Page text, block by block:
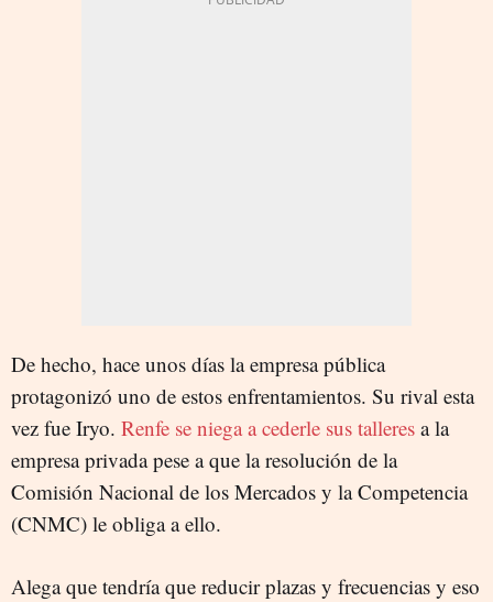
De hecho, hace unos días la empresa pública
protagonizó uno de estos enfrentamientos. Su rival esta
vez fue Iryo. Renfe se niega a cederle sus talleres a la
empresa privada pese a que la resolución de la
Comisión Nacional de los Mercados y la Competencia
(CNMC) le obliga a ello.
Alega que tendría que reducir plazas y frecuencias y eso